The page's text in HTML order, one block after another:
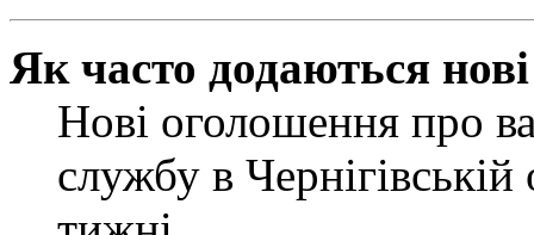
Як часто додаються
Нові оголошення про
службу в